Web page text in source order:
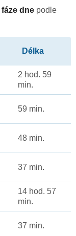
fáze dne podle
Délka
2 hod. 59
min.
59 min.
48 min.
37 min.
14 hod. 57
min.
37 min.